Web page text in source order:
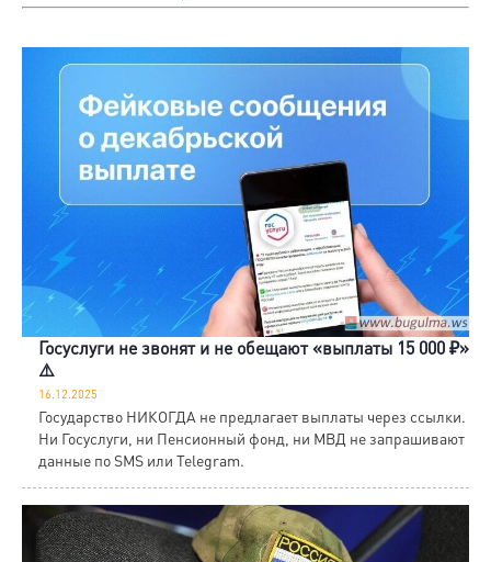
Госуслуги не звонят и не обещают «выплаты 15 000 ₽»
⚠️
16.12.2025
Государство НИКОГДА не предлагает выплаты через ссылки.
Ни Госуслуги, ни Пенсионный фонд, ни МВД не запрашивают
данные по SMS или Telegram.